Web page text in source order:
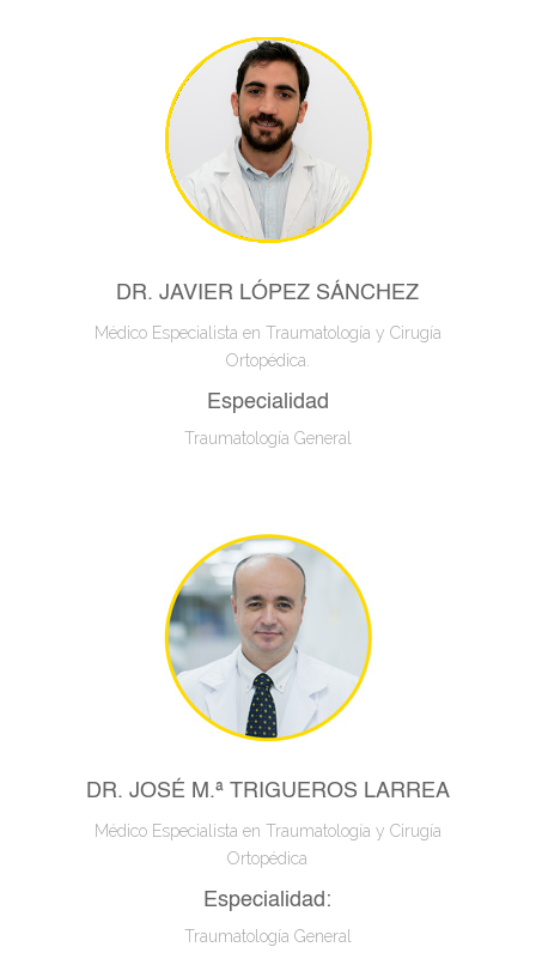
DR. JAVIER LÓPEZ SÁNCHEZ
Médico Especialista en Traumatología y Cirugía
Ortopédica.
Especialidad
Traumatología General
DR. JOSÉ M.ª TRIGUEROS LARREA
Médico Especialista en Traumatología y Cirugía
Ortopédica
Especialidad:
Traumatología General